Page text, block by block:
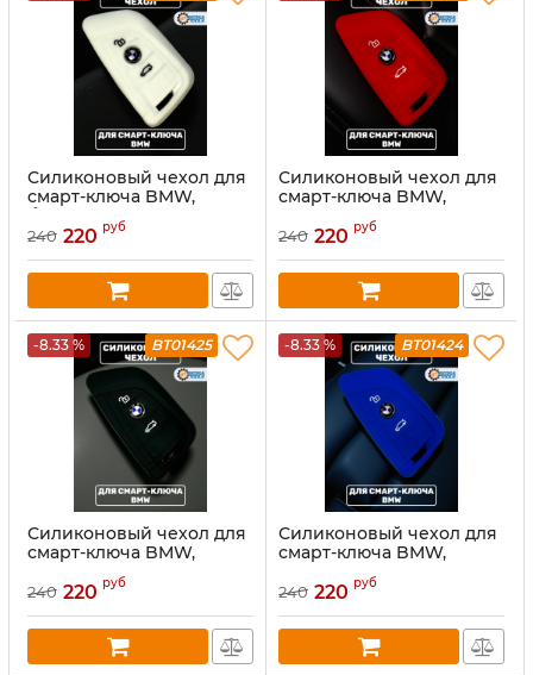
Силиконовый чехол для
смарт-ключа BMW,
белый
240 220 руб
Силиконовый чехол для
смарт-ключа BMW,
240 220 руб
-8.33 % BT01425
Силиконовый чехол для
смарт-ключа BMW,
240 220 руб
-8.33 % BT01424
Силиконовый чехол для
смарт-ключа BMW,
240 220 руб